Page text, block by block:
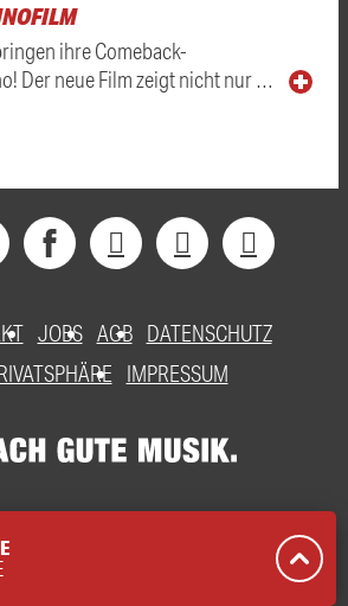
ihre Comeback-
Der neue Film zeigt nicht nur …
JOBS AGB DATENSCHUTZ
IMPRESSUM